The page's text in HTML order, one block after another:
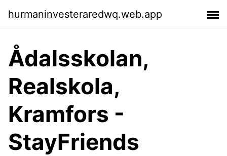
hurmaninvesteraredwq.web.app
Ådalsskolan,
Realskola,
Kramfors -
StayFriends